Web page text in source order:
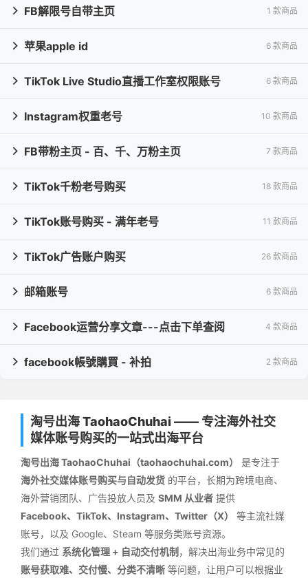
FB解限号自带主页 1 款商品

苹果apple id 6 款商品

TikTok Live Studio直播工作室权限账号 6 款商品

Instagram权重老号 10 款商品

FB带粉主页 - 百、千、万粉主页 7 款商品

TikTok千粉老号购买 18 款商品

TikTok账号购买 - 满年老号 11 款商品

TikTok广告账户购买 26 款商品

邮箱账号 6 款商品

Facebook运营分享文章---点击下单查阅 4 款商品

facebook帳號購買 - 补拍 2 款商品

淘号出海 TaohaoChuhai —— 专注海外社交
媒体账号购买的一站式出海平台
淘号出海 TaohaoChuhai（taohaochuhai.com）
是专注于
海外社交媒体账号购买与自动发货 的平台，长期为跨境电商、
海外营销团队、广告投放人员及 SMM 从业者 提供
Facebook、TikTok、Instagram、Twitter（X）
等主流社媒
账号，以及 Google、Steam 等服务类账号资源。
我们通过 系统化管理 + 自动交付机制 ，解决出海业务中常见的
账号获取难、交付慢、分类不清晰 等问题，让用户可以根据业